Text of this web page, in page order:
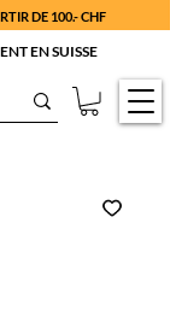
DE 100.- CHF
EN SUISSE